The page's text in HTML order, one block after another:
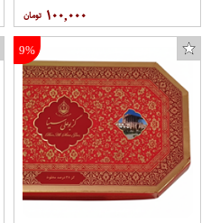
۱۰۰,۰۰۰
9%